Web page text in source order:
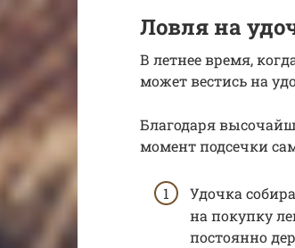
Ловля на
В летнее время,
может вестись на
Благодаря
момент подсечки
Удочка
на покупку
постоянно